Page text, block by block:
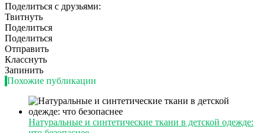
Поделиться с друзьями:
Твитнуть
Поделиться
Поделиться
Отправить
Класснуть
Запинить
Похожие публикации
Натуральные и синтетические ткани в детской одежде: